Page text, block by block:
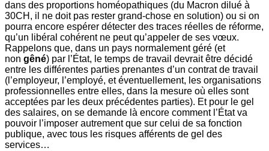
dans des proportions homéopathiques (du Macron dilué à
30CH, il ne doit pas rester grand-chose en solution) ou si on
pourra encore espérer détecter des traces réelles de réforme,
qu’un libéral cohérent ne peut qu’appeler de ses vœux.
Rappelons que, dans un pays normalement géré (et
non gêné) par l’État, le temps de travail devrait être décidé
entre les différentes parties prenantes d’un contrat de travail
(l’employeur, l’employé, et éventuellement, les organisations
professionnelles entre elles, dans la mesure où elles sont
acceptées par les deux précédentes parties). Et pour le gel
des salaires, on se demande là encore comment l’État va
pouvoir l’imposer autrement que sur celui de sa fonction
publique, avec tous les risques afférents de gel des
services…